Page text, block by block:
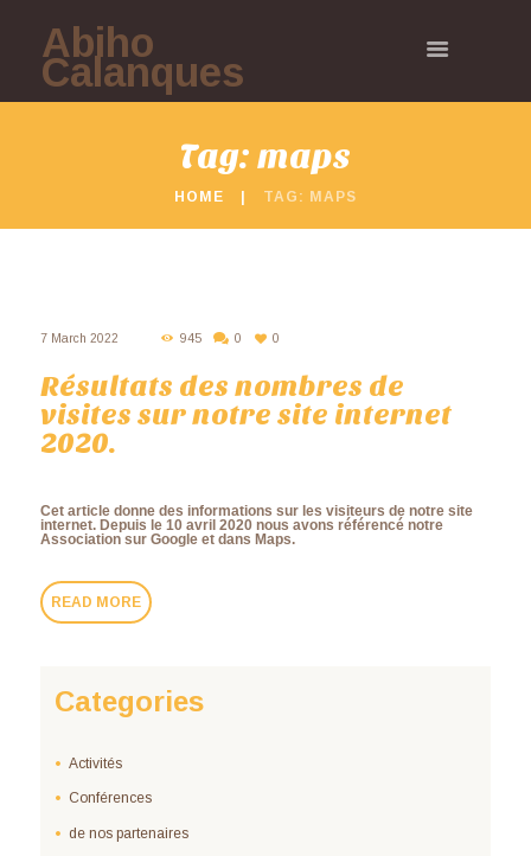
Abiho
Calanques
Tag: maps
HOME TAG: MAPS
7 March 2022 945 0 0
Résultats des nombres de
visites sur notre site internet
2020.
Cet article donne des informations sur les visiteurs de notre site
internet. Depuis le 10 avril 2020 nous avons référencé notre
Association sur Google et dans Maps.
READ MORE
Categories
Activités
Conférences
de nos partenaires